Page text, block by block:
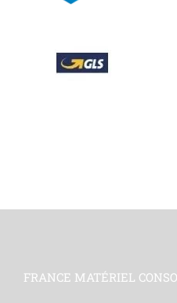
FRANCE MATÉRIEL